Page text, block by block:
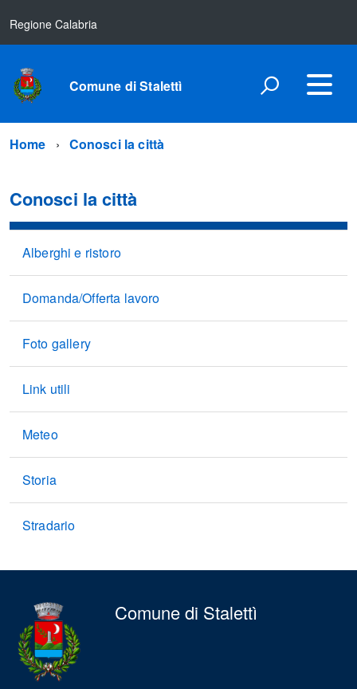
Regione Calabria
Comune di Stalettì
Home Conosci la città
Conosci la città
Alberghi e ristoro
Domanda/Offerta lavoro
Foto gallery
Link utili
Meteo
Storia
Stradario
Comune di Stalettì